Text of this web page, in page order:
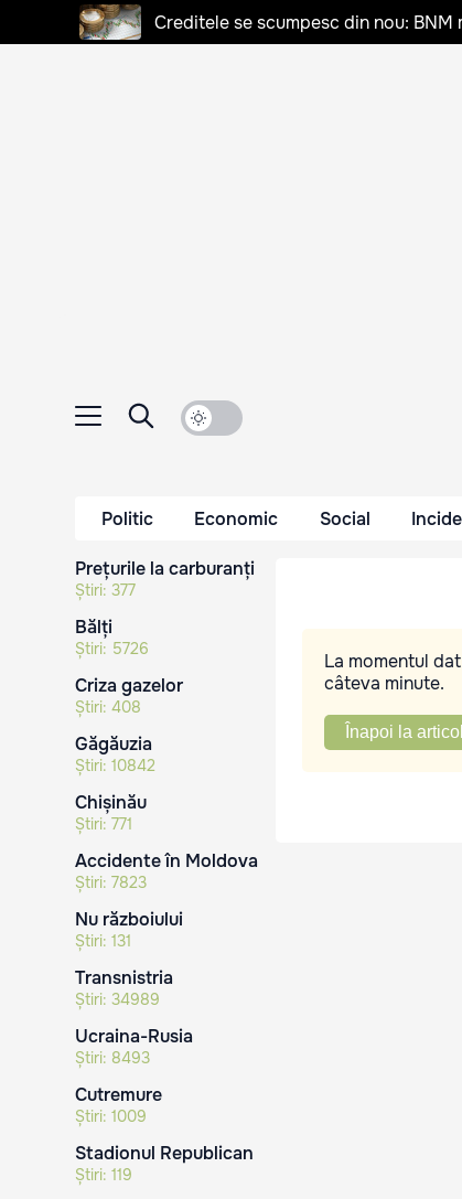
Creditele se scumpesc din nou: BNM
Politic Economic Social
Prețurile la carburanți
Știri: 377
Bălți
Știri: 5726
Criza gazelor
Știri: 408
Găgăuzia
Știri: 10842
Chișinău
Știri: 771
Accidente în Moldova
Știri: 7823
Nu războiului
Știri: 131
Transnistria
Știri: 34989
Ucraina-Rusia
Știri: 8493
Cutremure
Știri: 1009
Stadionul Republican
Știri: 119
La momentul
câteva minute.
Înapoi la